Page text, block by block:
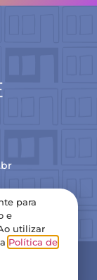
reservados
para
e
utilizar
Política de